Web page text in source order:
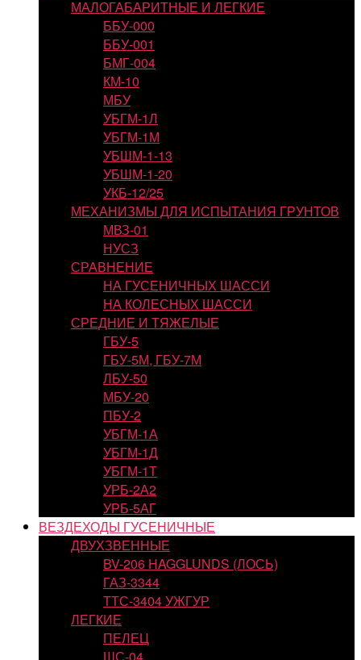
МАЛОГАБАРИТНЫЕ И ЛЕГКИЕ
ББУ-000
ББУ-001
БМГ-004
КМ-10
МБУ
УБГМ-1Л
УБГМ-1М
УБШМ-1-13
УБШМ-1-20
УКБ-12/25
МЕХАНИЗМЫ ДЛЯ ИСПЫТАНИЯ ГРУНТОВ
МВЗ-01
НУСЗ
СРАВНЕНИЕ
НА ГУСЕНИЧНЫХ ШАССИ
НА КОЛЕСНЫХ ШАССИ
СРЕДНИЕ И ТЯЖЕЛЫЕ
ГБУ-5
ГБУ-5М, ГБУ-7М
ЛБУ-50
МБУ-20
ПБУ-2
УБГМ-1А
УБГМ-1Д
УБГМ-1Т
УРБ-2А2
УРБ-5АГ
ВЕЗДЕХОДЫ ГУСЕНИЧНЫЕ
ДВУХЗВЕННЫЕ
BV-206 HAGGLUNDS (ЛОСЬ)
ГАЗ-3344
ТТС-3404 УЖГУР
ЛЕГКИЕ
ПЕЛЕЦ